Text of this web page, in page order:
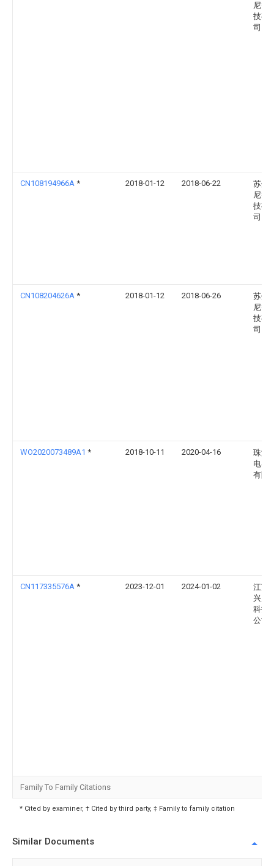
尼智
技有
司
CN108194966A * 2018-01-12 2018-06-22
苏州
尼智
技有
司
CN108204626A * 2018-01-12 2018-06-26
苏州
尼智
技有
司
WO2020073489A1 * 2018-10-11 2020-04-16
珠海
电器
有限
CN117335576A * 2023-12-01 2024-01-02
江苏
兴晟
科技
公司
Family To Family Citations
* Cited by examiner, † Cited by third party, ‡ Family to family citation
Similar Documents